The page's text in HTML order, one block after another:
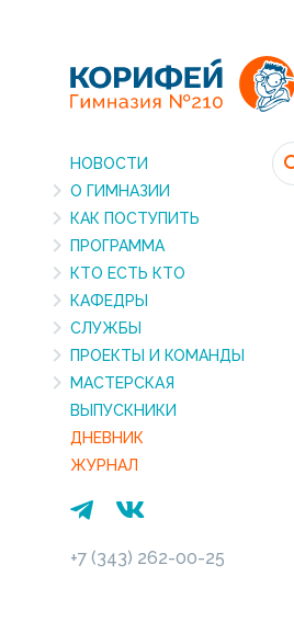
НОВОСТИ
О ГИМНАЗИИ
КАК ПОСТУПИТЬ
ПРОГРАММА
КТО ЕСТЬ КТО
КАФЕДРЫ
СЛУЖБЫ
ПРОЕКТЫ И КОМАНДЫ
МАСТЕРСКАЯ
ВЫПУСКНИКИ
ДНЕВНИК
ЖУРНАЛ
+7 (343) 262-00-25